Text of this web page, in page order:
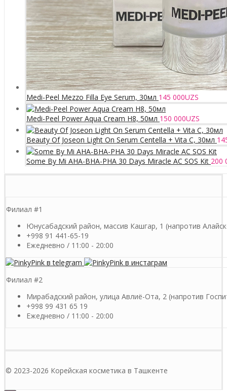
Medi-Peel Mezzo Filla Eye Serum, 30мл 145 000UZS
Medi-Peel Power Aqua Cream H8, 50мл 150 000UZS
Beauty Of Joseon Light On Serum Centella + Vita C, 30мл
Some By Mi AHA-BHA-PHA 30 Days Miracle AC SOS Kit 200
Филиал #1
Юнусабадский район, массив Кашгар, 1 (напротив
+998 91 441-65-19
Ежедневно / 11:00 - 20:00
Филиал #2
Мирабадский район, улица Авлиё-Ота, 2 (напротив
+998 99 431 65 19
Ежедневно / 11:00 - 20:00
© 2023-2026 Корейская косметика в Ташкенте